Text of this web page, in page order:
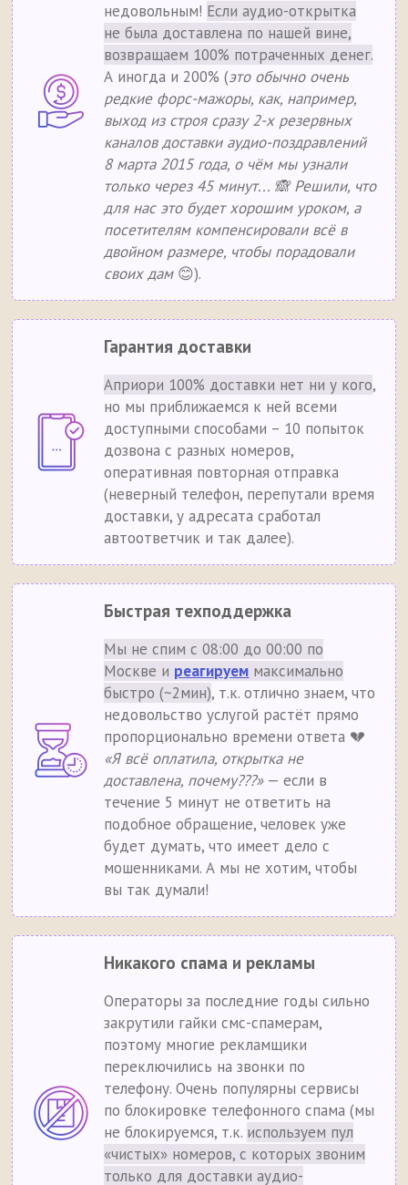
недовольным! Если аудио-открытка
не была доставлена по нашей вине,
возвращаем 100% потраченных денег.
А иногда и 200% (это обычно очень
редкие форс-мажоры, как, например,
выход из строя сразу 2-х резервных
каналов доставки аудио-поздравлений
8 марта 2015 года, о чём мы узнали
только через 45 минут... 🙈 Решили, что
для нас это будет хорошим уроком, а
посетителям компенсировали всё в
двойном размере, чтобы порадовали
своих дам😊).
Гарантия доставки
Априори 100% доставки нет ни у кого,
но мы приближаемся к ней всеми
доступными способами – 10 попыток
дозвона с разных номеров,
оперативная повторная отправка
(неверный телефон, перепутали время
доставки, у адресата сработал
автоответчик и так далее).
Быстрая техподдержка
Мы не спим с 08:00 до 00:00 по
Москве и реагируем максимально
быстро (~2мин), т.к. отлично знаем, что
недовольство услугой растёт прямо
пропорционально времени ответа 💔
«Я всё оплатила, открытка не
доставлена, почему???»— если в
течение 5 минут не ответить на
подобное обращение, человек уже
будет думать, что имеет дело с
мошенниками. А мы не хотим, чтобы
вы так думали!
Никакого спама и рекламы
Операторы за последние годы сильно
закрутили гайки смс-спамерам,
поэтому многие рекламщики
переключились на звонки по
телефону. Очень популярны сервисы
по блокировке телефонного спама (мы
не блокируемся, т.к. используем пул
«чистых» номеров, с которых звоним
только для доставки аудио-